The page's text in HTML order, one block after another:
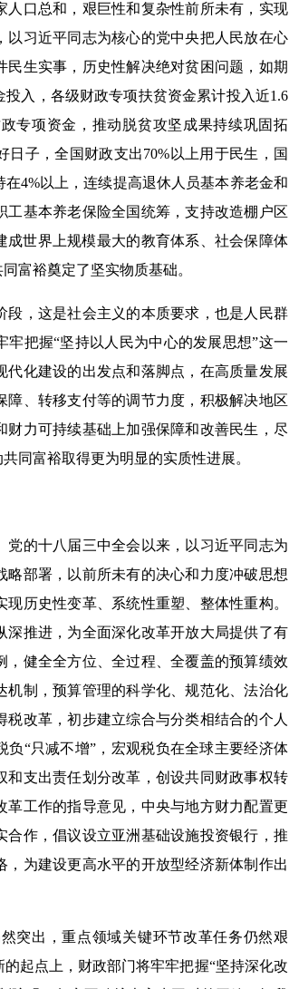
口总和，艰巨性和复杂性前所未有，实现
习近平同志为核心的党中央把人民放在心
生实事，历史性解决绝对贫困问题，如期
入，各级财政专项扶贫资金累计投入近1.6
专项资金，推动脱贫攻坚成果持续巩固拓
子，全国财政支出70%以上用于民生，国
4%以上，连续提高退休人员基本养老金和
基本养老保险全国统筹，支持改造棚户区
成世界上规模最大的教育体系、社会保障体
富裕奠定了坚实物质基础。
，这是社会主义的本质要求，也是人民群
把握“坚持以人民为中心的发展思想”这一
化建设的出发点和落脚点，在高质量发展
、转移支付等的调节力度，积极解决地区
力可持续基础上加强保障和改善民生，尽
同富裕取得更为明显的实质性进展。
的十八届三中全会以来，以习近平同志为
部署，以前所未有的决心和力度冲破思想
历史性变革、系统性重塑、整体性重构。
推进，为全面深化改革开放大局提供了有
健全全方位、全过程、全覆盖的预算绩效
制，预算管理的科学化、规范化、法治化
改革，初步建立综合与分类相结合的个人
“只减不增”，宏观税负在全球主要经济体
支出责任划分改革，创设共同财政事权转
工作的指导意见，中央与地方财力配置更
作，倡议设立亚洲基础设施投资银行，推
为建设更高水平的开放型经济新体制作出
出，重点领域关键环节改革任务仍然艰
起点上，财政部门将牢牢把握“坚持深化改